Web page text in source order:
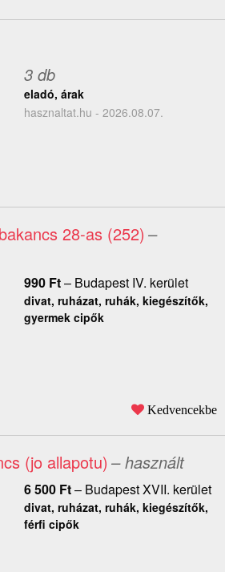
3 db
eladó, árak
hasznaltat.hu - 2026.08.07.
28-as (252) –
990 Ft– Budapest IV. kerület
divat, ruházat, ruhák, kiegészítők,
gyermek cipők
Kedvencekbe
(jo allapotu) – használt
6 500 Ft– Budapest XVII. kerület
divat, ruházat, ruhák, kiegészítők,
férfi cipők